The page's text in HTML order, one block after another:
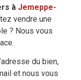
à Jemeppe-
vendre une
? Nous vous
du bien,
et nous vous